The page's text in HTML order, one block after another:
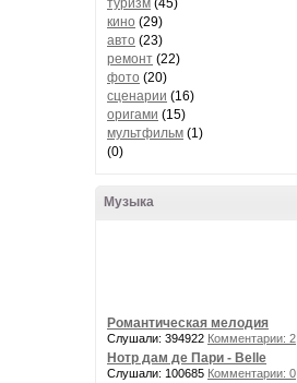
туризм (45)
кино (29)
авто (23)
ремонт (22)
фото (20)
сценарии (16)
оригами (15)
мультфильм (1)
(0)
Музыка
Романтическая мелодия
Слушали: 394922 Комментарии: 2
Нотр дам де Пари - Belle
Слушали: 100685 Комментарии: 0